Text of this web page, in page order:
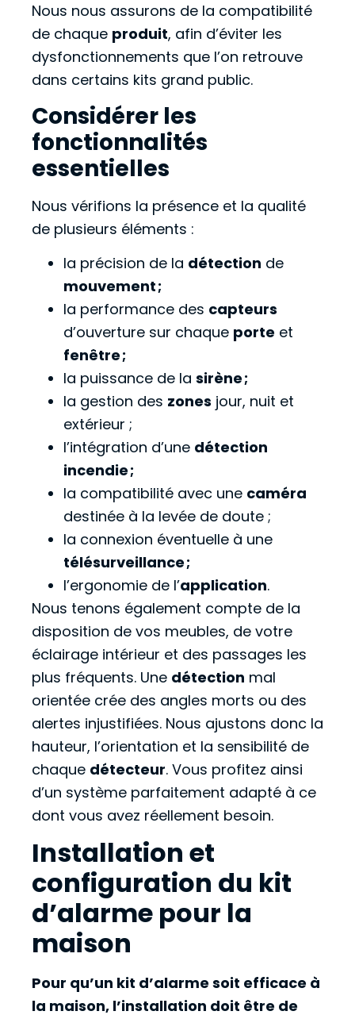
Nous nous assurons de la compatibilité
de chaque produit, afin d’éviter les
dysfonctionnements que l’on retrouve
dans certains kits grand public.
Considérer les
fonctionnalités
essentielles
Nous vérifions la présence et la qualité
de plusieurs éléments :
la précision de la détection de
mouvement ;
la performance des capteurs
d’ouverture sur chaque porte et
fenêtre ;
la puissance de la sirène ;
la gestion des zones jour, nuit et
extérieur ;
l’intégration d’une détection
incendie ;
la compatibilité avec une caméra
destinée à la levée de doute ;
la connexion éventuelle à une
télésurveillance ;
l’ergonomie de l’application.
Nous tenons également compte de la
disposition de vos meubles, de votre
éclairage intérieur et des passages les
plus fréquents. Une détection mal
orientée crée des angles morts ou des
alertes injustifiées. Nous ajustons donc la
hauteur, l’orientation et la sensibilité de
chaque détecteur. Vous profitez ainsi
d’un système parfaitement adapté à ce
dont vous avez réellement besoin.
Installation et
configuration du kit
d’alarme pour la
maison
Pour qu’un kit d’alarme soit efficace à
la maison, l’installation doit être de